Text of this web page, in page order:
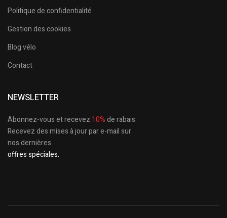
Politique de confidentialité
Gestion des cookies
Blog vélo
Contact
NEWSLETTER
Abonnez-vous et recevez 10%de rabais.
Recevez des mises à jour par e-mail sur
nos dernières
offres spéciales.